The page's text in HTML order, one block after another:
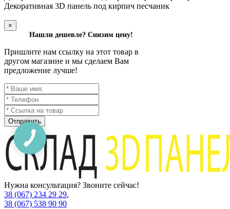
Декоративная 3D панель под кирпич песчаник
×
Нашли дешевле? Снизим цену!
Пришлите нам ссылку на этот товар в
другом магазине и мы сделаем Вам
предложение лучше!
Отправить
Нужна консультация? Звоните сейчас!
38 (067) 234 29 29,
38 (067) 538 90 90